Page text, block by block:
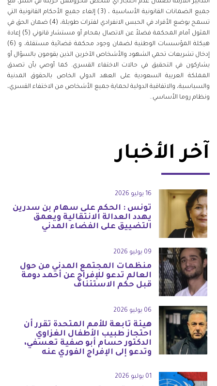
التدابير اللازمة لضمان عدم احتجاز أي شخص محروممن حريته في السر، مع
جميع الضمانات القانونية الأساسية ، (3) إلغاء جميع الأحكام القانونية التي
تسمح بوضع الأفراد في الحبس الانفرادي لفترات طويلة، (4) ضمان الحق في
المثول أمام المحكمة فضلاً عن الاتصال بمحام أو مستشار قانوني (5) إعادة
هيكلة المؤسسات الوطنية لضمان وجود محكمة قضائية مستقلة، و (6)
إدخال تشريعات تحمي الشهود والأشخاص الآخرين الذين يقومون بالسؤال أو
يشاركون في التحقيق في حالات الاختفاء القسري. كما أوصي بأن تصدق
المملكة العربية السعودية على العهد الدولي الخاص بالحقوق المدنية
والسياسية، والاتفاقية الدولية لحماية جميع الأشخاص من الاختفاء القسري،
ونظام روما الأساسي..
آخر الأخبار
16 يوليو 2026
تونس : الحكم على سهام بن سدرين
يهدد العدالة الانتقالية ويعمق
التضييق على الفضاء المدني
09 يوليو 2026
منظمات المجتمع المدني من حول
العالم تدعو للإفراج عن أحمد دومة
قبل حكم الاستئناف
06 يوليو 2026
هيئة تابعة للأمم المتحدة تقرر أن
احتجاز طبيب الأطفال الغزاوي
الدكتور حسام أبو صفية تعسفي،
وتدعو إلى الإفراج الفوري عنه
01 يوليو 2026